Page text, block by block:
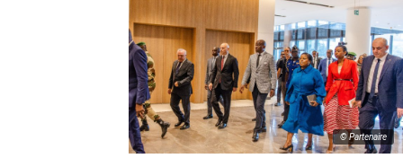
© Partenaire